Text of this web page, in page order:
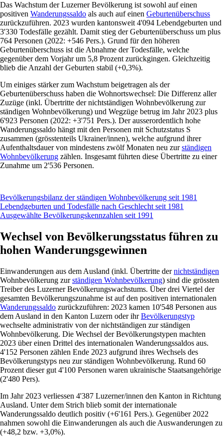
Das Wachstum der Luzerner Bevölkerung ist sowohl auf einen
positiven Wanderungssaldo als auch auf einen Geburtenüberschuss
zurückzuführen. 2023 wurden kantonsweit 4'094 Lebendgeburten und
3'330 Todesfälle gezählt. Damit stieg der Geburtenüberschuss um plus
764 Personen (2022: +546 Pers.). Grund für den höheren
Geburtenüberschuss ist die Abnahme der Todesfälle, welche
gegenüber dem Vorjahr um 5,8 Prozent zurückgingen. Gleichzeitig
blieb die Anzahl der Geburten stabil (+0,3%).
Um einiges stärker zum Wachstum beigetragen als der
Geburtenüberschuss haben die Wohnortswechsel: Die Differenz aller
Zuzüge (inkl. Übertritte der nichtständigen Wohnbevölkerung zur
ständigen Wohnbevölkerung) und Wegzüge betrug im Jahr 2023 plus
6'923 Personen (2022: +3'751 Pers.). Der ausserordentlich hohe
Wanderungssaldo hängt mit den Personen mit Schutzstatus S
zusammen (grösstenteils Ukrainer/innen), welche aufgrund ihrer
Aufenthaltsdauer von mindestens zwölf Monaten neu zurständigen
Wohnbevölkerung zählen. Insgesamt führten diese Übertritte zu einer
Zunahme um 2'536 Personen.
Bevölkerungsbilanz der ständigen Wohnbevölkerung seit 1981
Lebendgeburten und Todesfälle nach Geschlecht seit 1981
Ausgewählte Bevölkerungskennzahlen seit 1991
Wechsel von Bevölkerungsstatus führen zu
hohen Wanderungsgewinnen
Einwanderungen aus dem Ausland (inkl. Übertritte dernichtständigen
Wohnbevölkerung zurständigen Wohnbevölkerung) sind die grössten
Treiber des Luzerner Bevölkerungswachstums. Über drei Viertel der
gesamten Bevölkerungszunahme ist auf den positiven internationalen
Wanderungssaldo zurückzuführen: 2023 kamen 10'548 Personen aus
dem Ausland in den Kanton Luzern oder ihrBevölkerungstyp
wechselte administrativ von der nichtständigen zur ständigen
Wohnbevölkerung. Die Wechsel der Bevölkerungstypen machten
2023 über einen Drittel des internationalen Wanderungssaldos aus.
4'152 Personen zählen Ende 2023 aufgrund ihres Wechsels des
Bevölkerungstyps neu zur ständigen Wohnbevölkerung. Rund 60
Prozent dieser gut 4'100 Personen waren ukrainische Staatsangehörige
(2'480 Pers).
Im Jahr 2023 verliessen 4'387 Luzerner/innen den Kanton in Richtung
Ausland. Unter dem Strich blieb somit der internationale
Wanderungssaldo deutlich positiv (+6'161 Pers.). Gegenüber 2022
nahmen sowohl die Einwanderungen als auch die Auswanderungen zu
(+48,2 bzw. +3,0%).